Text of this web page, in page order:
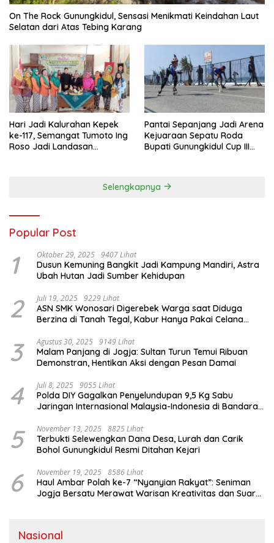
On The Rock Gunungkidul, Sensasi Menikmati Keindahan Laut
Selatan dari Atas Tebing Karang
Hari Jadi Kalurahan Kepek
ke-117, Semangat Tumoto Ing
Roso Jadi Landasan
Pantai Sepanjang Jadi Arena
Kejuaraan Sepatu Roda
Bupati Gunungkidul Cup III
Selengkapnya
Popular Post
1 Oktober 29, 2025 9407 Lihat
Dusun Kemuning Bangkit Jadi Kampung Mandiri, Astra
Ubah Hutan Jadi Sumber Kehidupan
2 Juli 19, 2025 9229 Lihat
ASN SMK Wonosari Digerebek Warga saat Diduga
Berzina di Tanah Tegal, Kabur Hanya Pakai Celana
3 Agustus 30, 2025 9149 Lihat
Malam Panjang di Jogja: Sultan Turun Temui Ribuan
Demonstran, Hentikan Aksi dengan Pesan Damai
4 Juli 8, 2025 9055 Lihat
Polda DIY Gagalkan Penyelundupan 9,5 Kg Sabu
Jaringan Internasional Malaysia-Indonesia di Bandara
5 November 13, 2025 8825 Lihat
Terbukti Selewengkan Dana Desa, Lurah dan Carik
Bohol Gunungkidul Resmi Ditahan Kejari
6 November 19, 2025 8586 Lihat
Haul Ambar Polah ke-7 “Nyanyian Rakyat”: Seniman
Jogja Bersatu Merawat Warisan Kreativitas dan Suara
Nasional